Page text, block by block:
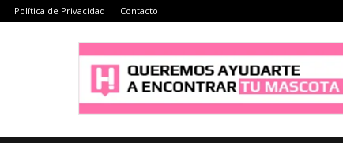
Política de Privacidad Contacto